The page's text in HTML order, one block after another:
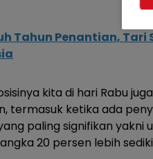
Tahun Penantian, Tari
kita di hari Rabu
termasuk ketika ada
paling signifikan
20 persen lebih